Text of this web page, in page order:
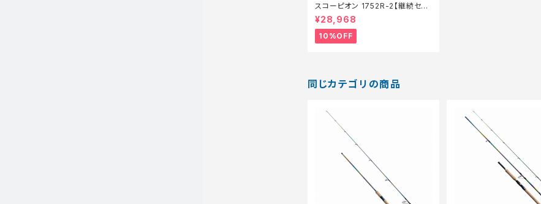
スコーピオン 1752R-2【継続セー
ル_ロッド】【10】
¥28,968
10%OFF
同じカテゴリの商品